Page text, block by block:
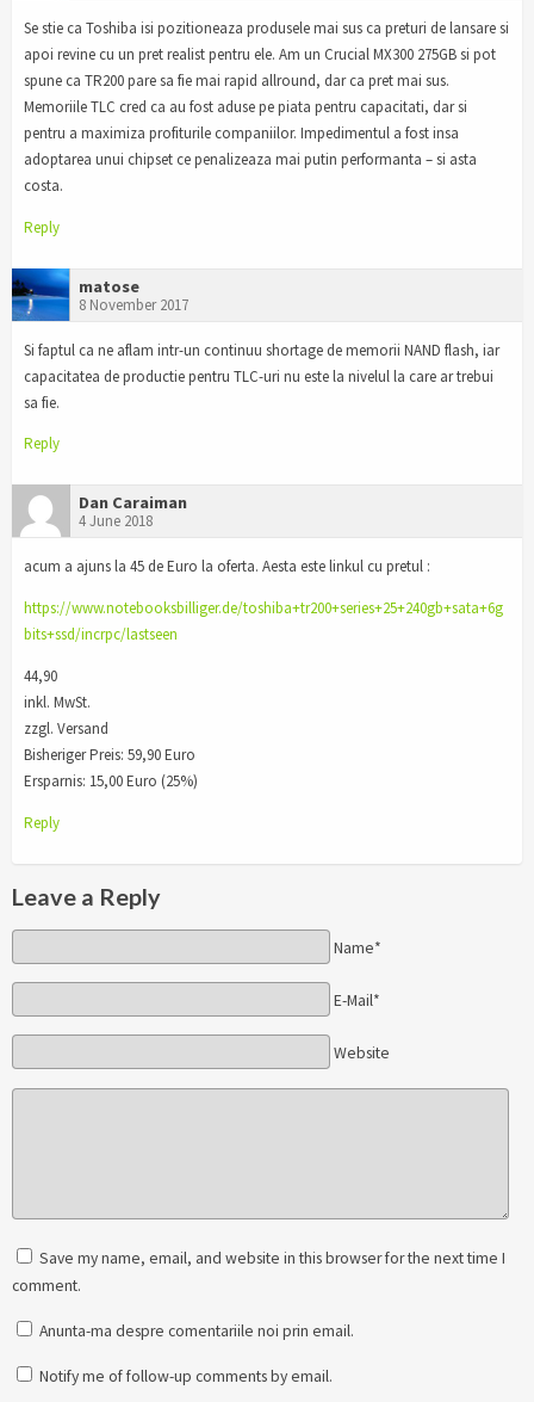
Se stie ca Toshiba isi pozitioneaza produsele mai sus ca preturi de lansare si
apoi revine cu un pret realist pentru ele. Am un Crucial MX300 275GB si pot
spune ca TR200 pare sa fie mai rapid allround, dar ca pret mai sus.
Memoriile TLC cred ca au fost aduse pe piata pentru capacitati, dar si
pentru a maximiza profiturile companiilor. Impedimentul a fost insa
adoptarea unui chipset ce penalizeaza mai putin performanta – si asta
costa.
Reply
matose
8 November 2017
Si faptul ca ne aflam intr-un continuu shortage de memorii NAND flash, iar
capacitatea de productie pentru TLC-uri nu este la nivelul la care ar trebui
sa fie.
Reply
Dan Caraiman
4 June 2018
acum a ajuns la 45 de Euro la oferta. Aesta este linkul cu pretul :
https://www.notebooksbilliger.de/toshiba+tr200+series+25+240gb+sata+6g
bits+ssd/incrpc/lastseen
44,90
inkl. MwSt.
zzgl. Versand
Bisheriger Preis: 59,90 Euro
Ersparnis: 15,00 Euro (25%)
Reply
Leave a Reply
Name*
E-Mail*
Website
Save my name, email, and website in this browser for the next time I
comment.
Anunta-ma despre comentariile noi prin email.
Notify me of follow-up comments by email.